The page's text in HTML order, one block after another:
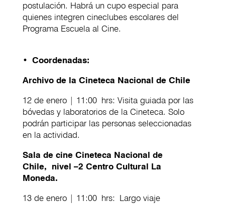
postulación. Habrá un cupo especial para
quienes integren cineclubes escolares del
Programa Escuela al Cine.
• Coordenadas:
Archivo de la Cineteca Nacional de Chile
12 de enero | 11:00 hrs: Visita guiada por las
bóvedas y laboratorios de la Cineteca. Solo
podrán participar las personas seleccionadas
en la actividad.
Sala de cine Cineteca Nacional de
Chile, nivel –2 Centro Cultural La
Moneda.
13 de enero | 11:00 hrs: Largo viaje